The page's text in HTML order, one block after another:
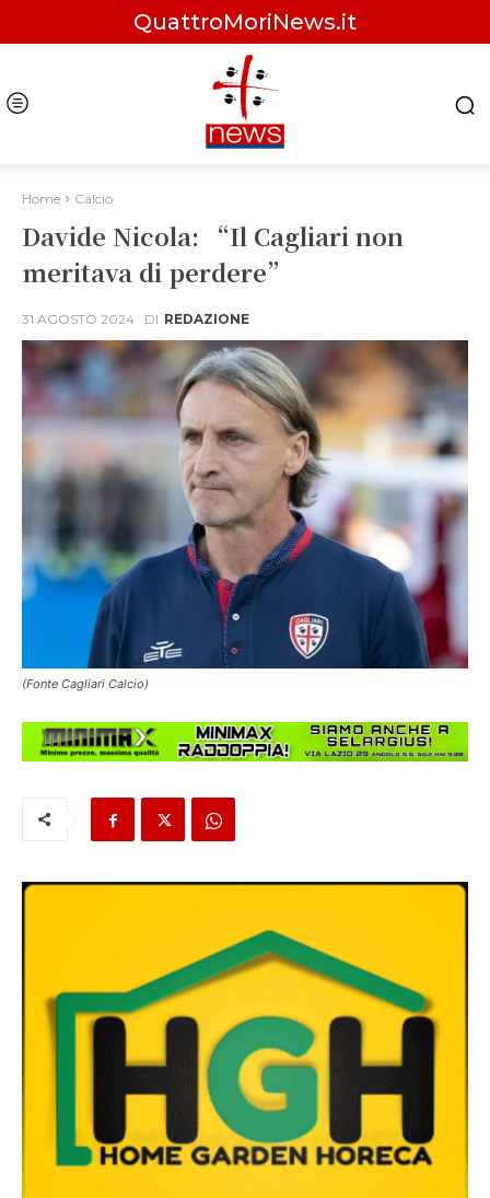
QuattroMoriNews.it
Home Calcio
Davide Nicola: “Il Cagliari non
meritava di perdere”
31 AGOSTO 2024 DI REDAZIONE
(Fonte Cagliari Calcio)